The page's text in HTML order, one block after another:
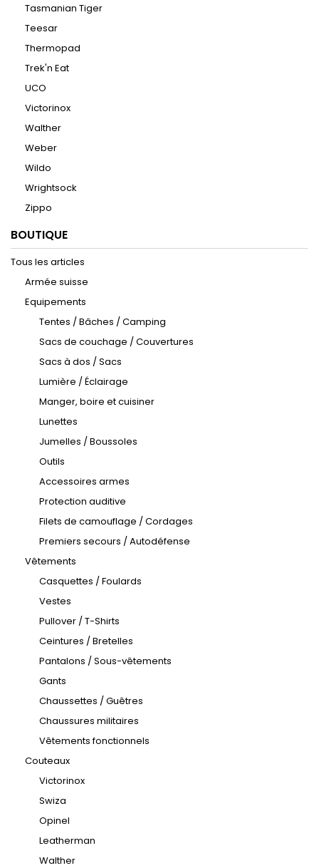
Tasmanian Tiger
Teesar
Thermopad
Trek'n Eat
UCO
Victorinox
Walther
Weber
Wildo
Wrightsock
Zippo
BOUTIQUE
Tous les articles
Armée suisse
Equipements
Tentes / Bâches / Camping
Sacs de couchage / Couvertures
Sacs à dos / Sacs
Lumière / Éclairage
Manger, boire et cuisiner
Lunettes
Jumelles / Boussoles
Outils
Accessoires armes
Protection auditive
Filets de camouflage / Cordages
Premiers secours / Autodéfense
Vêtements
Casquettes / Foulards
Vestes
Pullover / T-Shirts
Ceintures / Bretelles
Pantalons / Sous-vêtements
Gants
Chaussettes / Guêtres
Chaussures militaires
Vêtements fonctionnels
Couteaux
Victorinox
Swiza
Opinel
Leatherman
Walther